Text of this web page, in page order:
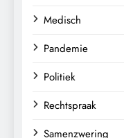
Medisch
Pandemie
Politiek
Rechtspraak
Samenzwering